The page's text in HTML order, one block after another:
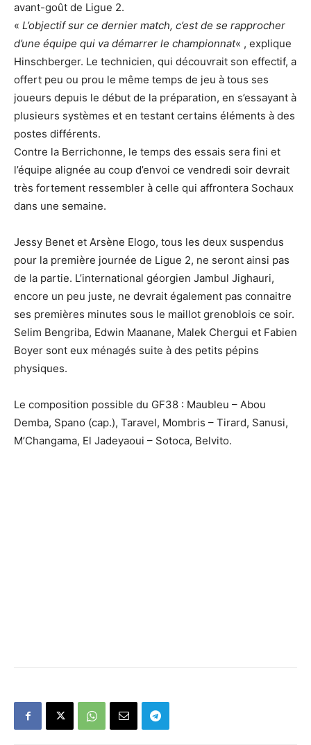
avant-goût de Ligue 2.
« L’objectif sur ce dernier match, c’est de se rapprocher
d’une équipe qui va démarrer le championnat« , explique
Hinschberger. Le technicien, qui découvrait son effectif, a
offert peu ou prou le même temps de jeu à tous ses
joueurs depuis le début de la préparation, en s’essayant à
plusieurs systèmes et en testant certains éléments à des
postes différents.
Contre la Berrichonne, le temps des essais sera fini et
l’équipe alignée au coup d’envoi ce vendredi soir devrait
très fortement ressembler à celle qui affrontera Sochaux
dans une semaine.
Jessy Benet et Arsène Elogo, tous les deux suspendus
pour la première journée de Ligue 2, ne seront ainsi pas
de la partie. L’international géorgien Jambul Jighauri,
encore un peu juste, ne devrait également pas connaitre
ses premières minutes sous le maillot grenoblois ce soir.
Selim Bengriba, Edwin Maanane, Malek Chergui et Fabien
Boyer sont eux ménagés suite à des petits pépins
physiques.
Le composition possible du GF38 : Maubleu – Abou
Demba, Spano (cap.), Taravel, Mombris – Tirard, Sanusi,
M’Changama, El Jadeyaoui – Sotoca, Belvito.